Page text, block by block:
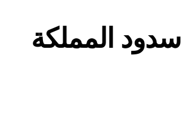
سدود المملكة